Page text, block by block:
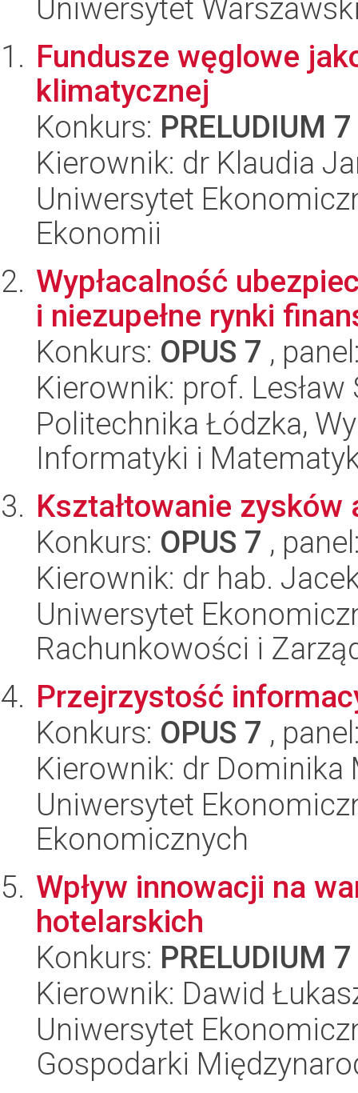
Uniwersytet
Fundusze węglowe
klimatycznej
Konkurs: PRELUDIUM 7
Kierownik: dr Klaudia
Uniwersytet
Ekonomii
Wypłacalność
i niezupełne rynki
Konkurs: OPUS 7 ,
Kierownik: prof. Lesław
Politechnika Łódzka,
Informatyki i
Kształtowanie
Konkurs: OPUS 7 ,
Kierownik: dr hab.
Uniwersytet
Rachunkowości i
Przejrzystość
Konkurs: OPUS 7 ,
Kierownik: dr Dominika
Uniwersytet
Ekonomicznych
Wpływ innowacji na
hotelarskich
Konkurs: PRELUDIUM 7
Kierownik: Dawid
Uniwersytet
Gospodarki